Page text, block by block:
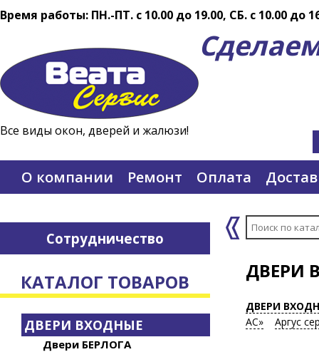
Время работы: ПН.-ПТ. c 10.00 до 19.00, СБ. с 10.00 до
Все виды окон, дверей и жалюзи!
О компании Ремонт Оплата
Сотрудничество
КАТАЛОГ ТОВАРОВ
ДВЕРИ ВХОДНЫЕ
Двери БЕРЛОГА
ДВЕРИ
ДВЕРИ
АС»
Аргус